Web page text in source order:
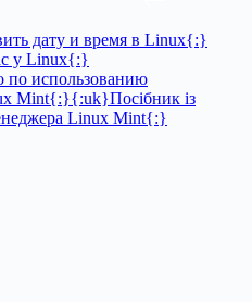
дату и время в Linux{:}
у Linux{:}
по использованию
Mint{:}{:uk}Посібник із
Linux Mint{:}